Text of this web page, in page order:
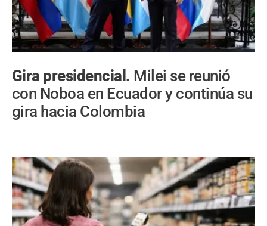
Gira presidencial. Milei se reunió
con Noboa en Ecuador y continúa su
gira hacia Colombia